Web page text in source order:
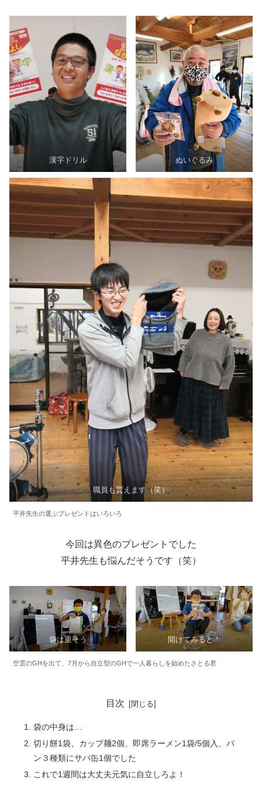
漢字ドリル ぬいぐるみ
職員も貰えます（笑）
平井先生の選ぶプレゼントはいろいろ
今回は異色のプレゼントでした
平井先生も悩んだそうです（笑）
袋は重そう 開けてみると！
空雲のGHを出て、7月から自立型のGHで一人暮らしを始めたさとる君
目次
袋の中身は…
切り餅1袋、カップ麺2個、即席ラーメン1袋/5個入、パ
ン３種類にサバ缶1個でした
これで1週間は大丈夫元気に自立しろよ！